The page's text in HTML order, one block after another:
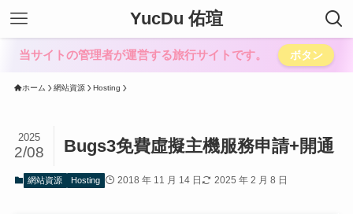
YucDu 佑瑄
当サイトの管理者が運営する旅行サイトです。 ボタン
ホーム 網站資源 Hosting
Bugs3免費虛擬主機服務申請+開通
2025
2/08
網站資源 Hosting 2018 年 11 月 14 日 2025 年 2 月 8 日